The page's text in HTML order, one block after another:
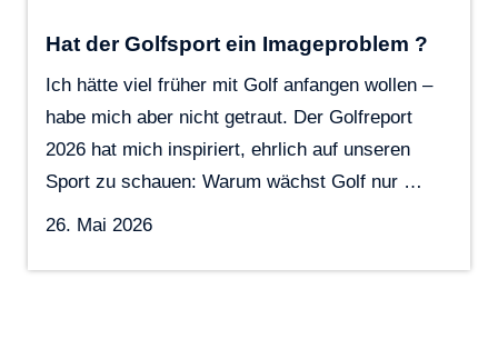
Hat der Golfsport ein Imageproblem ?
Ich hätte viel früher mit Golf anfangen wollen –
habe mich aber nicht getraut. Der Golfreport
2026 hat mich inspiriert, ehrlich auf unseren
Sport zu schauen: Warum wächst Golf nur …
26. Mai 2026